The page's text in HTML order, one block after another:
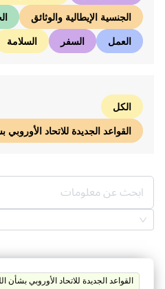
الجنسية الإيطالية والوثائق
العمل السفر السلامة
الكل
القواعد الجديدة للاتحاد
القواعد الجديدة للاتحاد الأوروبي بشأن